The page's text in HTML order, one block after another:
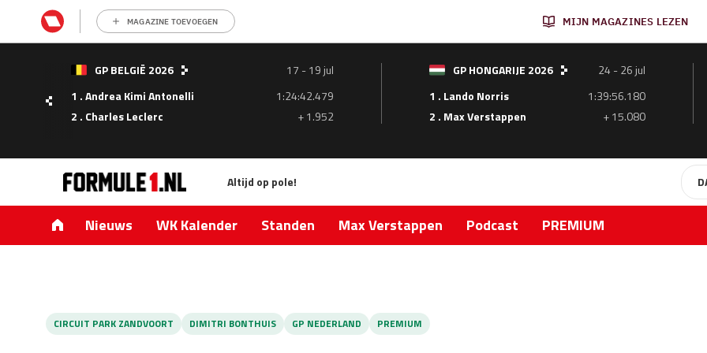
MAGAZINE TOEVOEGEN MIJN MAGAZINES LEZEN
GP BELGIË 2026
17 - 19 jul
1 . Andrea Kimi Antonelli
1:24:42.479
2 . Charles Leclerc
+ 1.952
GP HONGARIJE 2026
24 - 26 jul
1 . Lando Norris
1:39:56.180
2 . Max Verstappen
+ 15.080
Altijd op pole!
Nieuws WK Kalender Standen Max Verstappen Podcast PREMIUM
CIRCUIT PARK ZANDVOORT DIMITRI BONTHUIS GP NEDERLAND PREMIUM